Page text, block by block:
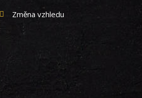
Změna vzhledu